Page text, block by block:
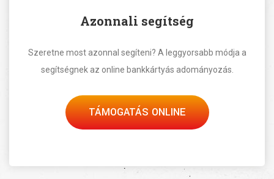
Azonnali segítség
Szeretne most azonnal segíteni? A leggyorsabb módja a
segítségnek az online bankkártyás adományozás.
TÁMOGATÁS ONLINE